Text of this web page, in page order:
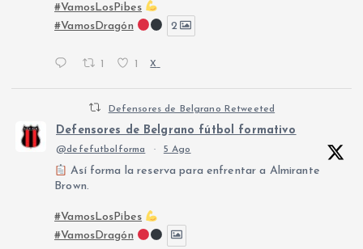
#VamosLosPibes
#VamosDragón
2
X
Defensores de Belgrano Retweeted
Defensores de Belgrano fútbol formativo
@defefutbolforma · 5 Ago
Así forma la reserva para enfrentar a Almirante
Brown.
#VamosLosPibes
#VamosDragón